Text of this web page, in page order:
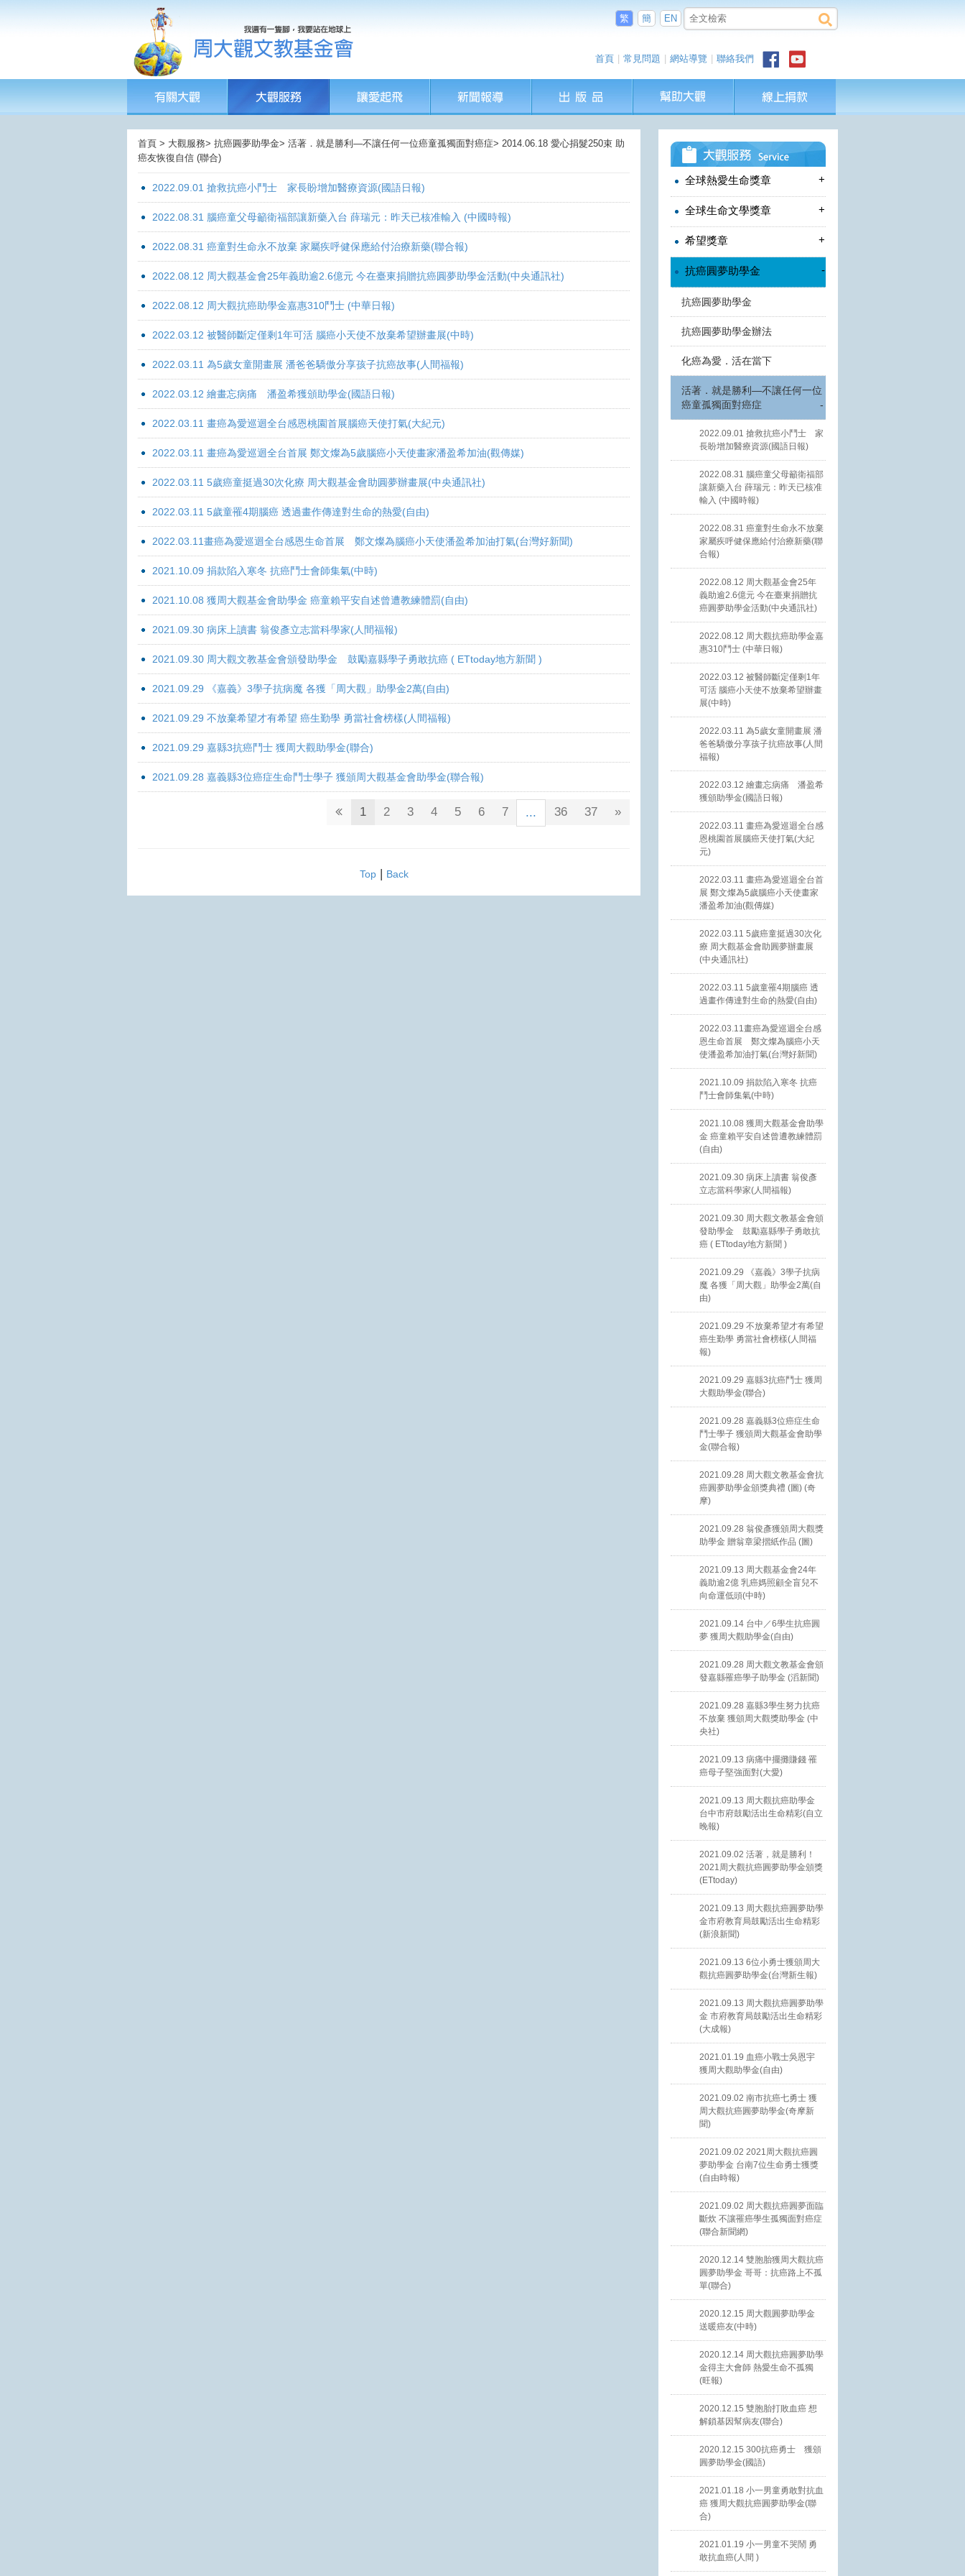
繁 簡 EN
首頁 常見問題 網站導覽 聯絡我們
首頁 > 大觀服務> 抗癌圓夢助學金> 活著．就是勝利—不讓任何一位癌童孤獨面對癌症> 2014.06.18 愛心捐髮250束 助
癌友恢復自信 (聯合)
2022.09.01 搶救抗癌小鬥士 家長盼增加醫療資源(國語日報)
2022.08.31 腦癌童父母籲衛福部讓新藥入台 薛瑞元：昨天已核准輸入 (中國時報)
2022.08.31 癌童對生命永不放棄 家屬疾呼健保應給付治療新藥(聯合報)
2022.08.12 周大觀基金會25年義助逾2.6億元 今在臺東捐贈抗癌圓夢助學金活動(中央通訊社)
2022.08.12 周大觀抗癌助學金嘉惠310鬥士 (中華日報)
2022.03.12 被醫師斷定僅剩1年可活 腦癌小天使不放棄希望辦畫展(中時)
2022.03.11 為5歲女童開畫展 潘爸爸驕傲分享孩子抗癌故事(人間福報)
2022.03.12 繪畫忘病痛 潘盈希獲頒助學金(國語日報)
2022.03.11 畫癌為愛巡迴全台感恩桃園首展腦癌天使打氣(大紀元)
2022.03.11 畫癌為愛巡迴全台首展 鄭文燦為5歲腦癌小天使畫家潘盈希加油(觀傳媒)
2022.03.11 5歲癌童挺過30次化療 周大觀基金會助圓夢辦畫展(中央通訊社)
2022.03.11 5歲童罹4期腦癌 透過畫作傳達對生命的熱愛(自由)
2022.03.11畫癌為愛巡迴全台感恩生命首展 鄭文燦為腦癌小天使潘盈希加油打氣(台灣好新聞)
2021.10.09 捐款陷入寒冬 抗癌鬥士會師集氣(中時)
2021.10.08 獲周大觀基金會助學金 癌童賴平安自述曾遭教練體罰(自由)
2021.09.30 病床上讀書 翁俊彥立志當科學家(人間福報)
2021.09.30 周大觀文教基金會頒發助學金 鼓勵嘉縣學子勇敢抗癌 ( ETtoday地方新聞 )
2021.09.29 《嘉義》3學子抗病魔 各獲「周大觀」助學金2萬(自由)
2021.09.29 不放棄希望才有希望 癌生勤學 勇當社會榜樣(人間福報)
2021.09.29 嘉縣3抗癌鬥士 獲周大觀助學金(聯合)
2021.09.28 嘉義縣3位癌症生命鬥士學子 獲頒周大觀基金會助學金(聯合報)
1 2 3 4 5 6 7 ... 36 37 »
Top| Back
全球熱愛生命獎章 +
全球生命文學獎章 +
希望獎章 +
抗癌圓夢助學金 -
抗癌圓夢助學金
抗癌圓夢助學金辦法
化癌為愛．活在當下
活著．就是勝利—不讓任何一位
癌童孤獨面對癌症
-
2022.09.01 搶救抗癌小鬥士 家
長盼增加醫療資源(國語日報)
2022.08.31 腦癌童父母籲衛福部
讓新藥入台 薛瑞元：昨天已核准
輸入 (中國時報)
2022.08.31 癌童對生命永不放棄
家屬疾呼健保應給付治療新藥(聯
合報)
2022.08.12 周大觀基金會25年
義助逾2.6億元 今在臺東捐贈抗
癌圓夢助學金活動(中央通訊社)
2022.08.12 周大觀抗癌助學金嘉
惠310鬥士 (中華日報)
2022.03.12 被醫師斷定僅剩1年
可活 腦癌小天使不放棄希望辦畫
展(中時)
2022.03.11 為5歲女童開畫展 潘
爸爸驕傲分享孩子抗癌故事(人間
福報)
2022.03.12 繪畫忘病痛 潘盈希
獲頒助學金(國語日報)
2022.03.11 畫癌為愛巡迴全台感
恩桃園首展腦癌天使打氣(大紀
元)
2022.03.11 畫癌為愛巡迴全台首
展 鄭文燦為5歲腦癌小天使畫家
潘盈希加油(觀傳媒)
2022.03.11 5歲癌童挺過30次化
療 周大觀基金會助圓夢辦畫展
(中央通訊社)
2022.03.11 5歲童罹4期腦癌 透
過畫作傳達對生命的熱愛(自由)
2022.03.11畫癌為愛巡迴全台感
恩生命首展 鄭文燦為腦癌小天
使潘盈希加油打氣(台灣好新聞)
2021.10.09 捐款陷入寒冬 抗癌
鬥士會師集氣(中時)
2021.10.08 獲周大觀基金會助學
金 癌童賴平安自述曾遭教練體罰
(自由)
2021.09.30 病床上讀書 翁俊彥
立志當科學家(人間福報)
2021.09.30 周大觀文教基金會頒
發助學金 鼓勵嘉縣學子勇敢抗
癌 ( ETtoday地方新聞 )
2021.09.29 《嘉義》3學子抗病
魔 各獲「周大觀」助學金2萬(自
由)
2021.09.29 不放棄希望才有希望
癌生勤學 勇當社會榜樣(人間福
報)
2021.09.29 嘉縣3抗癌鬥士 獲周
大觀助學金(聯合)
2021.09.28 嘉義縣3位癌症生命
鬥士學子 獲頒周大觀基金會助學
金(聯合報)
2021.09.28 周大觀文教基金會抗
癌圓夢助學金頒獎典禮 (圖) (奇
摩)
2021.09.28 翁俊彥獲頒周大觀獎
助學金 贈翁章梁摺紙作品 (圖)
2021.09.13 周大觀基金會24年
義助逾2億 乳癌媽照顧全盲兒不
向命運低頭(中時)
2021.09.14 台中／6學生抗癌圓
夢 獲周大觀助學金(自由)
2021.09.28 周大觀文教基金會頒
發嘉縣罹癌學子助學金 (滔新聞)
2021.09.28 嘉縣3學生努力抗癌
不放棄 獲頒周大觀獎助學金 (中
央社)
2021.09.13 病痛中擺攤賺錢 罹
癌母子堅強面對(大愛)
2021.09.13 周大觀抗癌助學金
台中市府鼓勵活出生命精彩(自立
晚報)
2021.09.02 活著，就是勝利！
2021周大觀抗癌圓夢助學金頒獎
(ETtoday)
2021.09.13 周大觀抗癌圓夢助學
金市府教育局鼓勵活出生命精彩
(新浪新聞)
2021.09.13 6位小勇士獲頒周大
觀抗癌圓夢助學金(台灣新生報)
2021.09.13 周大觀抗癌圓夢助學
金 市府教育局鼓勵活出生命精彩
(大成報)
2021.01.19 血癌小戰士吳恩宇
獲周大觀助學金(自由)
2021.09.02 南市抗癌七勇士 獲
周大觀抗癌圓夢助學金(奇摩新
聞)
2021.09.02 2021周大觀抗癌圓
夢助學金 台南7位生命勇士獲獎
(自由時報)
2021.09.02 周大觀抗癌圓夢面臨
斷炊 不讓罹癌學生孤獨面對癌症
(聯合新聞網)
2020.12.14 雙胞胎獲周大觀抗癌
圓夢助學金 哥哥：抗癌路上不孤
單(聯合)
2020.12.15 周大觀圓夢助學金
送暖癌友(中時)
2020.12.14 周大觀抗癌圓夢助學
金得主大會師 熱愛生命不孤獨
(旺報)
2020.12.15 雙胞胎打敗血癌 想
解鎖基因幫病友(聯合)
2020.12.15 300抗癌勇士 獲頒
圓夢助學金(國語)
2021.01.18 小一男童勇敢對抗血
癌 獲周大觀抗癌圓夢助學金(聯
合)
2021.01.19 小一男童不哭鬧 勇
敢抗血癌(人間 )